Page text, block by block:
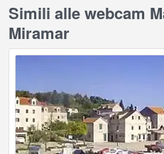
Simili alle webcam
Miramar